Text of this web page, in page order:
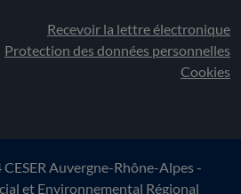
Recevoir la lettre électronique
Protection des données personnelles
Cookies
Auvergne-Rhône-Alpes -
et Environnemental Régional